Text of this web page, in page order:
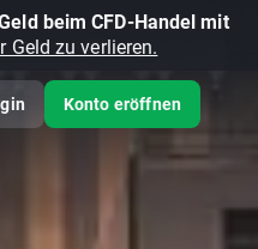
beim CFD-Handel mit
Geld zu verlieren.
Konto eröffnen